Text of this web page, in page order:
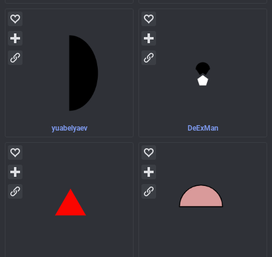
yuabelyaev DeExMan